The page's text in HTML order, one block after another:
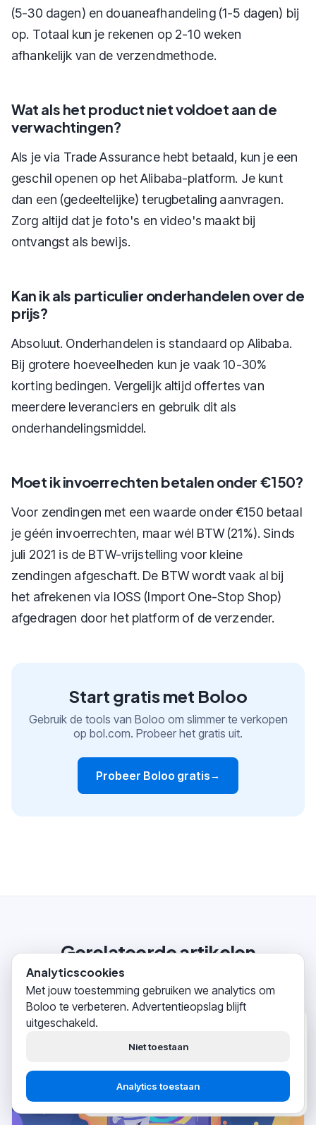
(5-30 dagen) en douaneafhandeling (1-5 dagen) bij
op. Totaal kun je rekenen op 2-10 weken
afhankelijk van de verzendmethode.
Wat als het product niet voldoet aan de
verwachtingen?
Als je via Trade Assurance hebt betaald, kun je een
geschil openen op het Alibaba-platform. Je kunt
dan een (gedeeltelijke) terugbetaling aanvragen.
Zorg altijd dat je foto's en video's maakt bij
ontvangst als bewijs.
Kan ik als particulier onderhandelen over de
prijs?
Absoluut. Onderhandelen is standaard op Alibaba.
Bij grotere hoeveelheden kun je vaak 10-30%
korting bedingen. Vergelijk altijd offertes van
meerdere leveranciers en gebruik dit als
onderhandelingsmiddel.
Moet ik invoerrechten betalen onder €150?
Voor zendingen met een waarde onder €150 betaal
je géén invoerrechten, maar wél BTW (21%). Sinds
juli 2021 is de BTW-vrijstelling voor kleine
zendingen afgeschaft. De BTW wordt vaak al bij
het afrekenen via IOSS (Import One-Stop Shop)
afgedragen door het platform of de verzender.
Start gratis met Boloo
Gebruik de tools van Boloo om slimmer te verkopen
op bol.com. Probeer het gratis uit.
Probeer Boloo gratis→
Gerelateerde artikelen
bol.com-verkopers
Start gratis
Analyticscookies
Met jouw toestemming gebruiken we analytics om
Boloo te verbeteren. Advertentieopslag blijft
uitgeschakeld.
Niet toestaan
Analytics toestaan